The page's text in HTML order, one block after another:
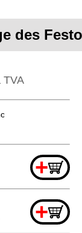
des
TVA
commandable
+
+